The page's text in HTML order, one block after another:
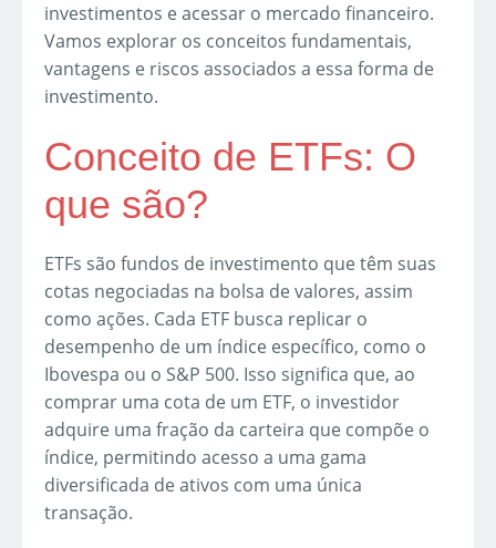
investimentos e acessar o mercado financeiro.
Vamos explorar os conceitos fundamentais,
vantagens e riscos associados a essa forma de
investimento.
Conceito de ETFs: O
que são?
ETFs são fundos de investimento que têm suas
cotas negociadas na bolsa de valores, assim
como ações. Cada ETF busca replicar o
desempenho de um índice específico, como o
Ibovespa ou o S&P 500. Isso significa que, ao
comprar uma cota de um ETF, o investidor
adquire uma fração da carteira que compõe o
índice, permitindo acesso a uma gama
diversificada de ativos com uma única
transação.